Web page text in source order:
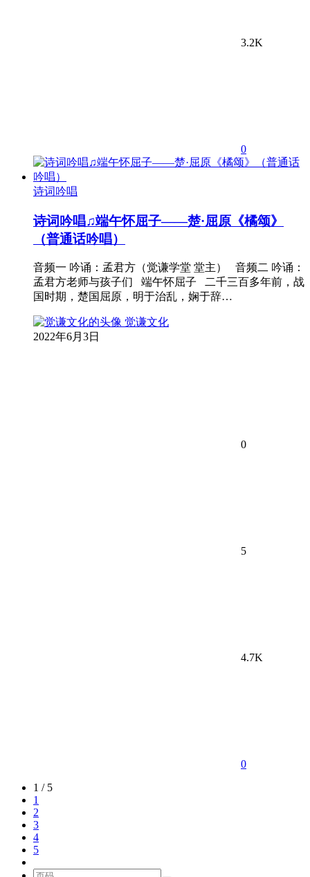
3.2K
0
诗词吟唱
诗词吟唱♫端午怀屈子——楚·屈原《橘颂》
（普通话吟唱）
音频一 吟诵：孟君方（觉谦学堂 堂主） 音频二 吟诵：
孟君方老师与孩子们 端午怀屈子 二千三百多年前，战
国时期，楚国屈原，明于治乱，娴于辞…
觉谦文化
2022年6月3日
0
5
4.7K
0
1 / 5
1
2
3
4
5